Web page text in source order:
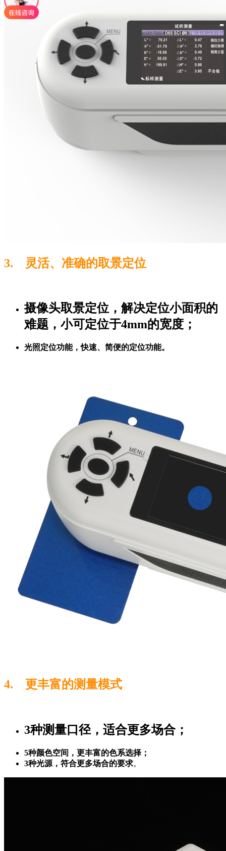
3. 灵活、准确的取景定位
摄像头取景定位，解决定位小面积的
难题，小可定位于4mm的宽度；
光照定位功能，快速、简便的定位功能。
4. 更丰富的测量模式
3种测量口径，适合更多场合；
5种颜色空间，更丰富的色系选择；
3种光源，符合更多场合的要求。